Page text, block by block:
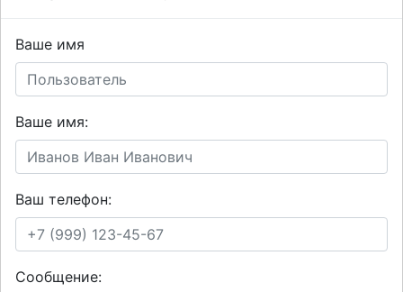
Ваше имя
Ваше имя:
Ваш телефон:
Сообщение: